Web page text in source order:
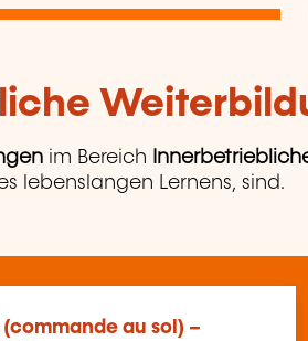
im Bereich
lebenslangen Lernens, sind.
au sol) –